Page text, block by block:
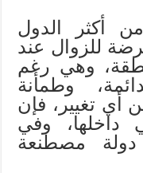
أكثر الدول
للزوال عند
وهي رغم
وطمأنة
أي تغيير، فإن
داخلها، وفي
دولة مصطنعة